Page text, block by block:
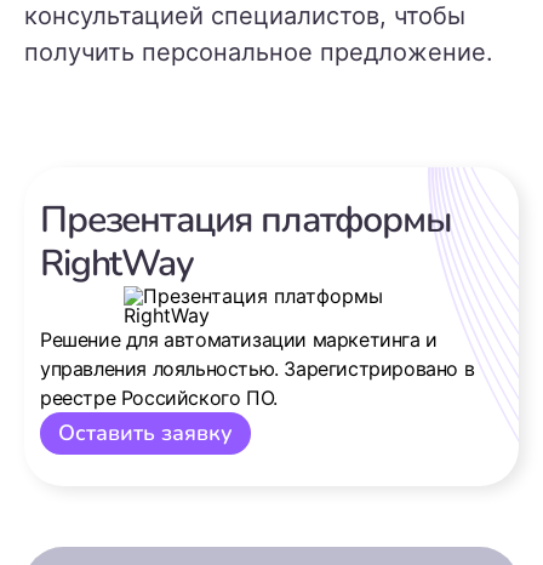
консультацией специалистов, чтобы
получить персональное предложение.
Презентация платформы
RightWay
Решение для автоматизации маркетинга и
управления лояльностью. Зарегистрировано в
реестре Российского ПО.
Оставить заявку